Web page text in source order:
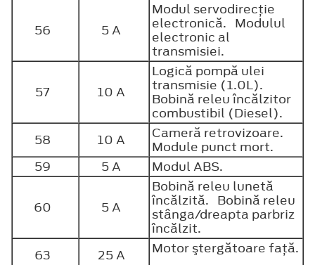
56 5 A
Modul servodirecţie
electronică. Modulul
electronic al
transmisiei.
57 10 A
Logică pompă ulei
transmisie (1.0L).
Bobină releu încălzitor
combustibil (Diesel).
58
10 A
Cameră retrovizoare.
Module punct mort.
59
5 A Modul ABS.
60 5 A
Bobină releu lunetă
încălzită. Bobină releu
stânga/dreapta parbriz
încălzit.
63
25 A Motor ştergătoare faţă.